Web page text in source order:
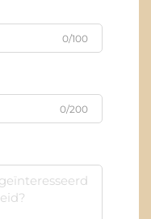
0/100
0/200